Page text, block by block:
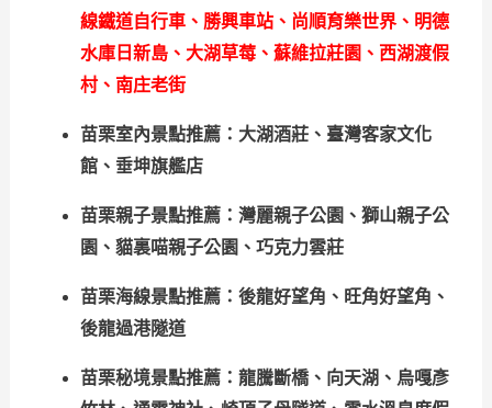
線鐵道自行車、勝興車站、尚順育樂世界、明德
水庫日新島、大湖草莓、蘇維拉莊園、西湖渡假
村、南庄老街
苗栗室內景點推薦：大湖酒莊、臺灣客家文化
館、垂坤旗艦店
苗栗親子景點推薦：灣麗親子公園、獅山親子公
園、貓裏喵親子公園、巧克力雲莊
苗栗海線景點推薦：後龍好望角、旺角好望角、
後龍過港隧道
苗栗秘境景點推薦：龍騰斷橋、向天湖、烏嘎彥